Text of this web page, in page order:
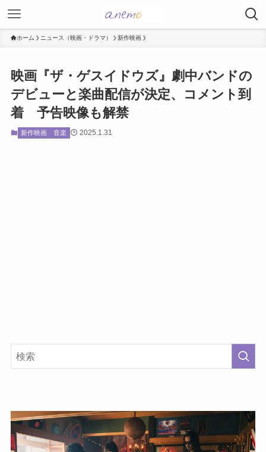
ホーム ニュース（映画・ドラマ） 新作映画
映画『ザ・ゲスイドウズ』劇中バンドの
デビューと楽曲配信が決定、コメント到
着 予告映像も解禁
新作映画 音楽 2025.1.31